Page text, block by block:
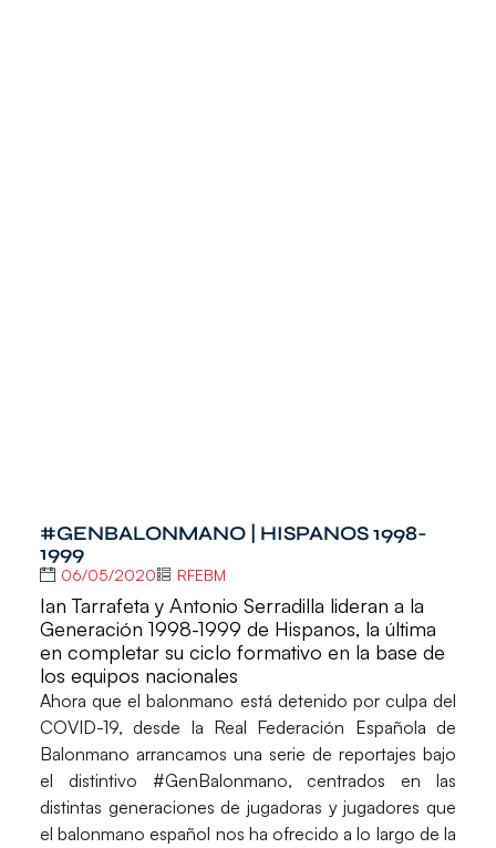
#GENBALONMANO | HISPANOS 1998-
1999
06/05/2020 RFEBM
Ian Tarrafeta y Antonio Serradilla lideran a la
Generación 1998-1999 de Hispanos, la última
en completar su ciclo formativo en la base de
los equipos nacionales
Ahora que el balonmano está detenido por culpa del
COVID-19, desde la Real Federación Española de
Balonmano arrancamos una serie de reportajes bajo
el distintivo #GenBalonmano, centrados en las
distintas generaciones de jugadoras y jugadores que
el balonmano español nos ha ofrecido a lo largo de la